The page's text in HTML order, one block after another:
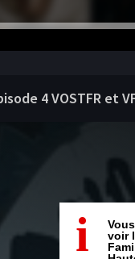
4 VOSTFR et
i
voir